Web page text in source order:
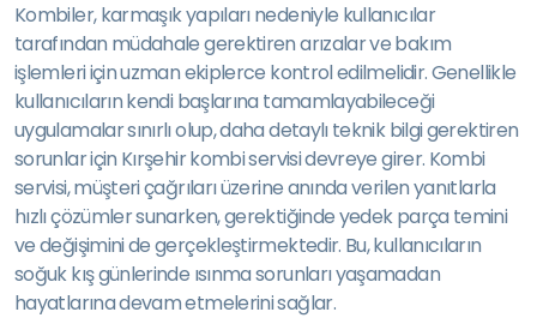
Kombiler, karmaşık yapıları nedeniyle kullanıcılar
tarafından müdahale gerektiren arızalar ve bakım
işlemleri için uzman ekiplerce kontrol edilmelidir. Genellikle
kullanıcıların kendi başlarına tamamlayabileceği
uygulamalar sınırlı olup, daha detaylı teknik bilgi gerektiren
sorunlar için Kırşehir kombi servisi devreye girer. Kombi
servisi, müşteri çağrıları üzerine anında verilen yanıtlarla
hızlı çözümler sunarken, gerektiğinde yedek parça temini
ve değişimini de gerçekleştirmektedir. Bu, kullanıcıların
soğuk kış günlerinde ısınma sorunları yaşamadan
hayatlarına devam etmelerini sağlar.